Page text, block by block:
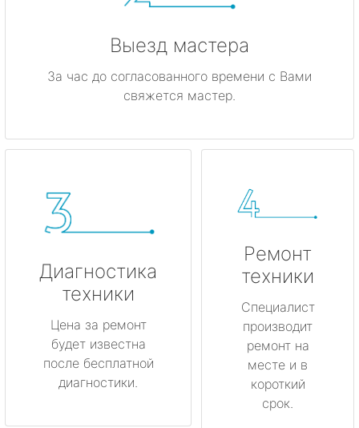
Выезд мастера
За час до согласованного времени с Вами
свяжется мастер.
Диагностика
техники
Цена за ремонт
будет известна
после бесплатной
диагностики.
Ремонт
техники
Специалист
производит
ремонт на
месте и в
короткий
срок.